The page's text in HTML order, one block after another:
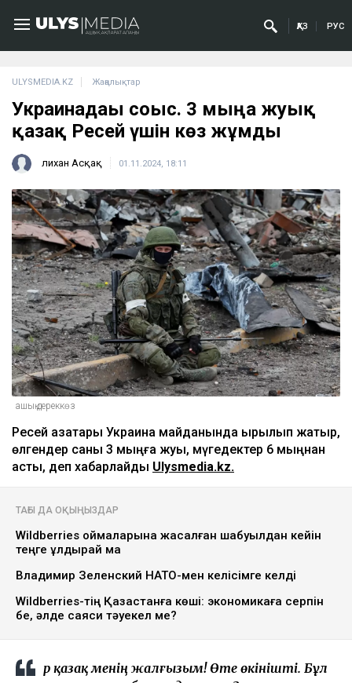
ҚАЗ РУС
ULYSMEDIA.KZ Жаңалықтар
Украинадағы соғыс. 3 мыңға жуық
қазақ Ресей үшін көз жұмды
Әлихан Асқақ 01.11.2024, 18:11
ашық дереккөз
Ресей қазақтары Украина майданында қырылып жатыр,
өлгендер саны 3 мыңға жуық, мүгедектер 6 мыңнан
асты, деп хабарлайды Ulysmedia.kz.
ТАҒЫ ДА ОҚЫҢЫЗДАР
Wildberries қоймаларына жасалған шабуылдан кейін
теңге құлдырай ма
Владимир Зеленский НАТО-мен келісімге келді
Wildberries-тің Қазақстанға көші: экономикаға серпін
бе, әлде саяси тәуекел ме?
Әр қазақ менің жалғызым! Өте өкінішті. Бұл